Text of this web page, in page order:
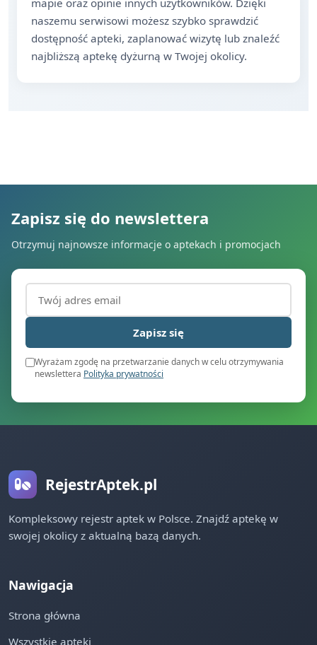
mapie oraz opinie innych użytkowników. Dzięki
naszemu serwisowi możesz szybko sprawdzić
dostępność apteki, zaplanować wizytę lub znaleźć
najbliższą aptekę dyżurną w Twojej okolicy.
Zapisz się do newslettera
Otrzymuj najnowsze informacje o aptekach i promocjach
Adres email (wymagany)
Zapisz się
Wyrażam zgodę na przetwarzanie danych w celu otrzymywania
newslettera Polityka prywatności
RejestrAptek.pl
Kompleksowy rejestr aptek w Polsce. Znajdź aptekę w
swojej okolicy z aktualną bazą danych.
Nawigacja
Strona główna
Wszystkie apteki